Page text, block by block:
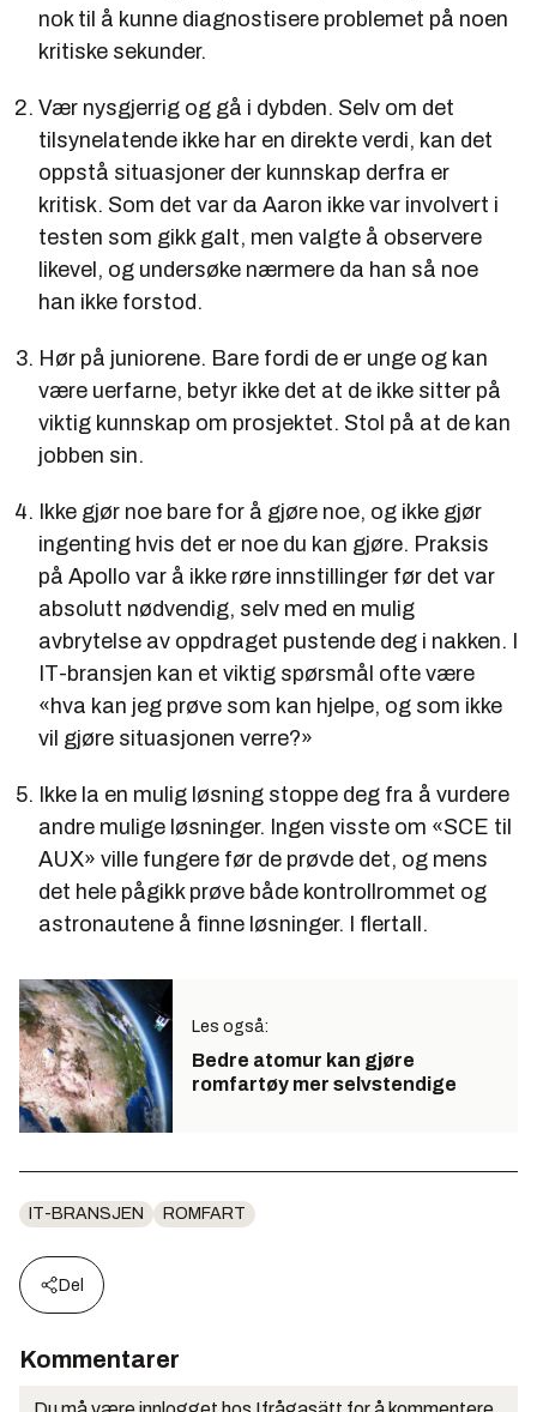
nok til å kunne diagnostisere problemet på noen
kritiske sekunder.
Vær nysgjerrig og gå i dybden. Selv om det
tilsynelatende ikke har en direkte verdi, kan det
oppstå situasjoner der kunnskap derfra er
kritisk. Som det var da Aaron ikke var involvert i
testen som gikk galt, men valgte å observere
likevel, og undersøke nærmere da han så noe
han ikke forstod.
Hør på juniorene. Bare fordi de er unge og kan
være uerfarne, betyr ikke det at de ikke sitter på
viktig kunnskap om prosjektet. Stol på at de kan
jobben sin.
Ikke gjør noe bare for å gjøre noe, og ikke gjør
ingenting hvis det er noe du kan gjøre. Praksis
på Apollo var å ikke røre innstillinger før det var
absolutt nødvendig, selv med en mulig
avbrytelse av oppdraget pustende deg i nakken. I
IT-bransjen kan et viktig spørsmål ofte være
«hva kan jeg prøve som kan hjelpe, og som ikke
vil gjøre situasjonen verre?»
Ikke la en mulig løsning stoppe deg fra å vurdere
andre mulige løsninger. Ingen visste om «SCE til
AUX» ville fungere før de prøvde det, og mens
det hele pågikk prøve både kontrollrommet og
astronautene å finne løsninger. I flertall.
Les også:
Bedre atomur kan gjøre
romfartøy mer selvstendige
IT-BRANSJEN ROMFART
Del
Kommentarer